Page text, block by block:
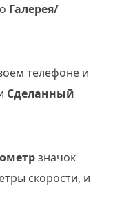
Галерея/
телефоне и
Сделанный
значок
скорости, и